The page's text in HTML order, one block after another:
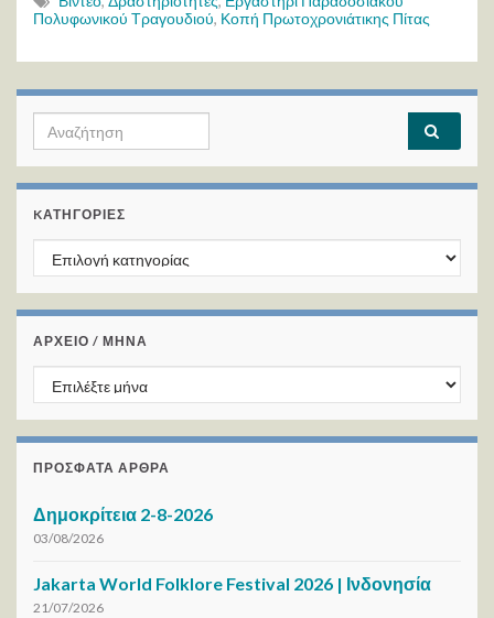
Πολυφωνικού Τραγουδιού, Κοπή Πρωτοχρονιάτικης Πίτας
Search for:
KΑΤΗΓΟΡΊΕΣ
Kατηγορίες
ΑΡΧΕΙΟ / ΜΗΝΑ
ΑΡΧΕΙΟ / ΜΗΝΑ
ΠΡΌΣΦΑΤΑ ΆΡΘΡΑ
Δημοκρίτεια 2-8-2026
03/08/2026
Jakarta World Folklore Festival 2026 | Ινδονησία
21/07/2026